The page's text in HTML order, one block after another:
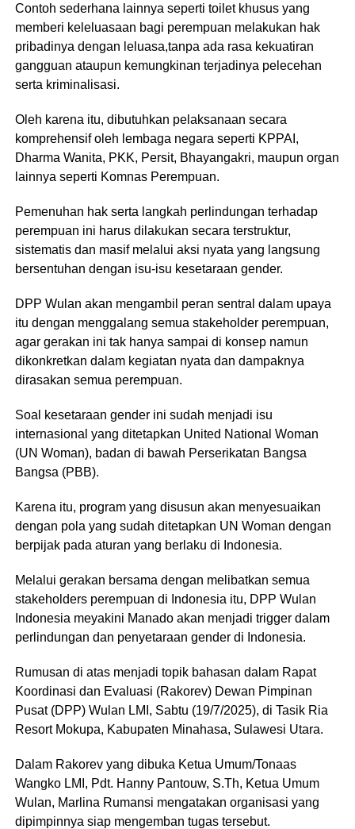
Contoh sederhana lainnya seperti toilet khusus yang
memberi keleluasaan bagi perempuan melakukan hak
pribadinya dengan leluasa,tanpa ada rasa kekuatiran
gangguan ataupun kemungkinan terjadinya pelecehan
serta kriminalisasi.
Oleh karena itu, dibutuhkan pelaksanaan secara
komprehensif oleh lembaga negara seperti KPPAI,
Dharma Wanita, PKK, Persit, Bhayangakri, maupun organ
lainnya seperti Komnas Perempuan.
Pemenuhan hak serta langkah perlindungan terhadap
perempuan ini harus dilakukan secara terstruktur,
sistematis dan masif melalui aksi nyata yang langsung
bersentuhan dengan isu-isu kesetaraan gender.
DPP Wulan akan mengambil peran sentral dalam upaya
itu dengan menggalang semua stakeholder perempuan,
agar gerakan ini tak hanya sampai di konsep namun
dikonkretkan dalam kegiatan nyata dan dampaknya
dirasakan semua perempuan.
Soal kesetaraan gender ini sudah menjadi isu
internasional yang ditetapkan United National Woman
(UN Woman), badan di bawah Perserikatan Bangsa
Bangsa (PBB).
Karena itu, program yang disusun akan menyesuaikan
dengan pola yang sudah ditetapkan UN Woman dengan
berpijak pada aturan yang berlaku di Indonesia.
Melalui gerakan bersama dengan melibatkan semua
stakeholders perempuan di Indonesia itu, DPP Wulan
Indonesia meyakini Manado akan menjadi trigger dalam
perlindungan dan penyetaraan gender di Indonesia.
Rumusan di atas menjadi topik bahasan dalam Rapat
Koordinasi dan Evaluasi (Rakorev) Dewan Pimpinan
Pusat (DPP) Wulan LMI, Sabtu (19/7/2025), di Tasik Ria
Resort Mokupa, Kabupaten Minahasa, Sulawesi Utara.
Dalam Rakorev yang dibuka Ketua Umum/Tonaas
Wangko LMI, Pdt. Hanny Pantouw, S.Th, Ketua Umum
Wulan, Marlina Rumansi mengatakan organisasi yang
dipimpinnya siap mengemban tugas tersebut.